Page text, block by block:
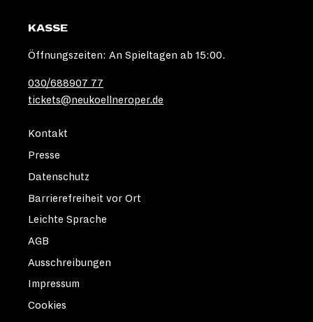
KASSE
Öffnungszeiten: An Spieltagen ab 15:00.
030/688907 77
tickets@neukoellneroper.de
Kontakt
Presse
Datenschutz
Barrierefreiheit vor Ort
Leichte Sprache
AGB
Ausschreibungen
Impressum
Cookies